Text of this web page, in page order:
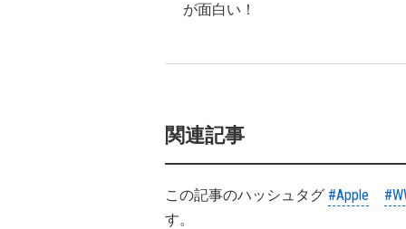
が面白い！
関連記事
この記事のハッシュタグ #Apple
す。